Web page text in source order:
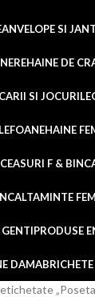
ANVELOPE SI
HAINE DE
SI JOCURI
HAINE
CEASURI F & B
PRODUSE
DAMA